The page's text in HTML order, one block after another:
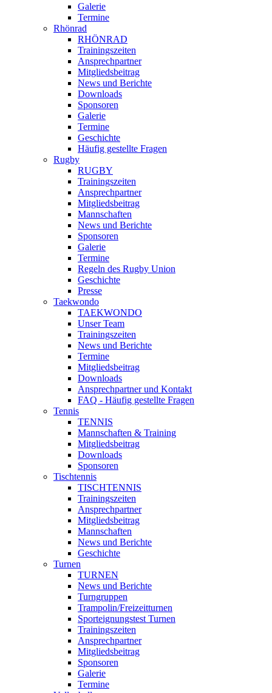
Galerie
Termine
Rhönrad
RHÖNRAD
Trainingszeiten
Ansprechpartner
Mitgliedsbeitrag
News und Berichte
Downloads
Sponsoren
Galerie
Termine
Geschichte
Häufig gestellte Fragen
Rugby
RUGBY
Trainingszeiten
Ansprechpartner
Mitgliedsbeitrag
Mannschaften
News und Berichte
Sponsoren
Galerie
Termine
Regeln des Rugby Union
Geschichte
Presse
Taekwondo
TAEKWONDO
Unser Team
Trainingszeiten
News und Berichte
Termine
Mitgliedsbeitrag
Downloads
Ansprechpartner und Kontakt
FAQ - Häufig gestellte Fragen
Tennis
TENNIS
Mannschaften & Training
Mitgliedsbeitrag
Downloads
Sponsoren
Tischtennis
TISCHTENNIS
Trainingszeiten
Ansprechpartner
Mitgliedsbeitrag
Mannschaften
News und Berichte
Geschichte
Turnen
TURNEN
News und Berichte
Turngruppen
Trampolin/Freizeitturnen
Sporteignungstest Turnen
Trainingszeiten
Ansprechpartner
Mitgliedsbeitrag
Sponsoren
Galerie
Termine